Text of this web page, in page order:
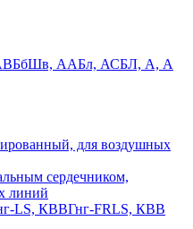
ААБл, АСБЛ, А, А
для воздушных
сердечником,
линий
LS, КВВГнг-FRLS, КВВ